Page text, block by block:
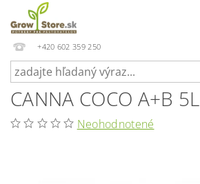
+420 602 359 250
CANNA COCO A+B 5L
Neohodnotené